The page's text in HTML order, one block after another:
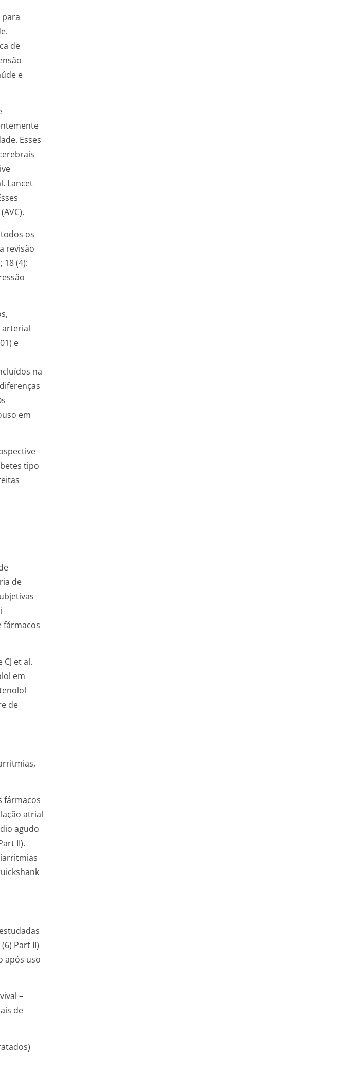
de
e
Esses
Lancet
os
revisão
18 (4):
arterial
e
na
em
tipo
de
fármacos
et al.
em
de
fármacos
atrial
agudo
II).
Part II)
após uso
–
de